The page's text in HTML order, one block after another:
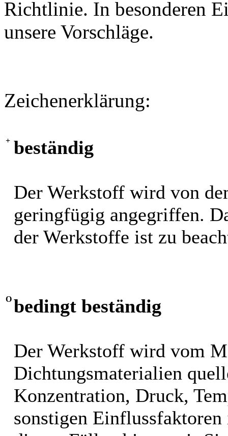
Richtlinie. In besonderen
unsere Vorschläge.
Zeichenerklärung:
+ beständig
Der Werkstoff wird von
geringfügig angegriffen.
der Werkstoffe ist zu
O bedingt beständig
Der Werkstoff wird vom
Dichtungsmaterialien
Konzentration, Druck,
sonstigen